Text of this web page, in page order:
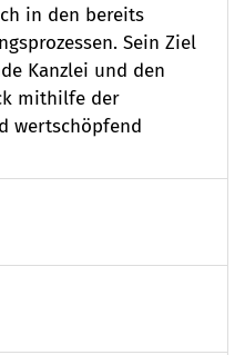
in den bereits
Sein Ziel
Kanzlei und den
mithilfe der
wertschöpfend